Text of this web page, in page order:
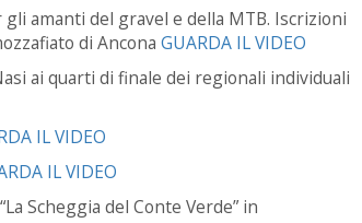
amanti del gravel e della MTB. Iscrizioni
di Ancona GUARDA IL VIDEO
ai quarti di finale dei regionali individuali
IL VIDEO
IL VIDEO
Scheggia del Conte Verde” in